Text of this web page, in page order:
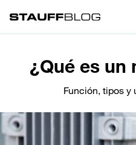
¿Qué es un
Función, tipos y